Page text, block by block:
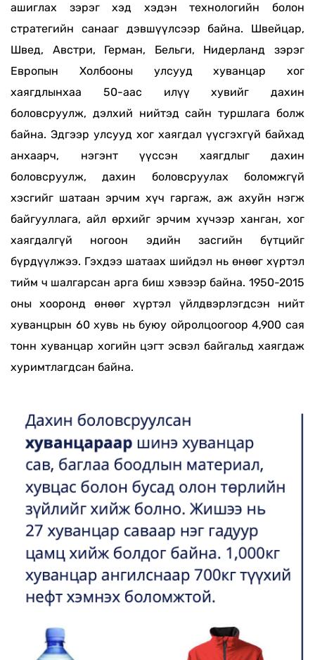
ашиглах зэрэг хэд хэдэн технологийн болон
стратегийн санааг дэвшүүлсээр байна. Швейцар,
Швед, Австри, Герман, Бельги, Нидерланд зэрэг
Европын Холбооны улсууд хуванцар хог
хаягдлынхаа 50-аас илүү хувийг дахин
боловсруулж, дэлхий нийтэд сайн туршлага болж
байна. Эдгээр улсууд хог хаягдал үүсгэхгүй байхад
анхаарч, нэгэнт үүссэн хаягдлыг дахин
боловсруулж, дахин боловсруулах боломжгүй
хэсгийг шатаан эрчим хүч гаргаж, аж ахуйн нэгж
байгууллага, айл өрхийг эрчим хүчээр ханган, хог
хаягдалгүй ногоон эдийн засгийн бүтцийг
бүрдүүлжээ. Гэхдээ шатаах шийдэл нь өнөөг хүртэл
тийм ч шалгарсан арга биш хэвээр байна. 1950-2015
оны хооронд өнөөг хүртэл үйлдвэрлэгдсэн нийт
хуванцрын 60 хувь нь буюу ойролцоогоор 4,900 сая
тонн хуванцар хогийн цэгт эсвэл байгальд хаягдаж
хуримтлагдсан байна.